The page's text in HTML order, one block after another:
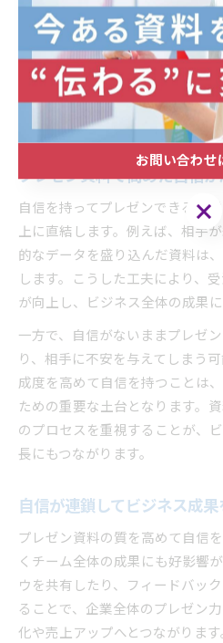
たとえば、資料作成に十分な時
日の失敗リスクが減り、プレゼ
いう達成感を得やすくなります
ョンとなり、プレゼン力全体の
体験が積み重なることで、社内
ップにも寄与するでしょう。
プレゼン資料で高めた自信
自信を持ってプレゼンできる状
上に直結します。例えば、相手
的なデータを盛り込んだ資料は
します。こうした工夫により、
が向上し、ビジネス全体の成果
一方で、自信がないままプレゼ
り、相手に不安を与えてしまう
成度を高めて自信を持つことは
ための重要な土台となります。
のプロセスを重視することが、
長にもつながります。
自信が連鎖してビジネス成
プレゼン資料の質を高めて自信
くチーム全体の成果にも好影響
ウを共有したり、フィードバッ
ることで、企業全体のプレゼン
化や売上アップへとつながります
お問い合わせ
お問い合わせ